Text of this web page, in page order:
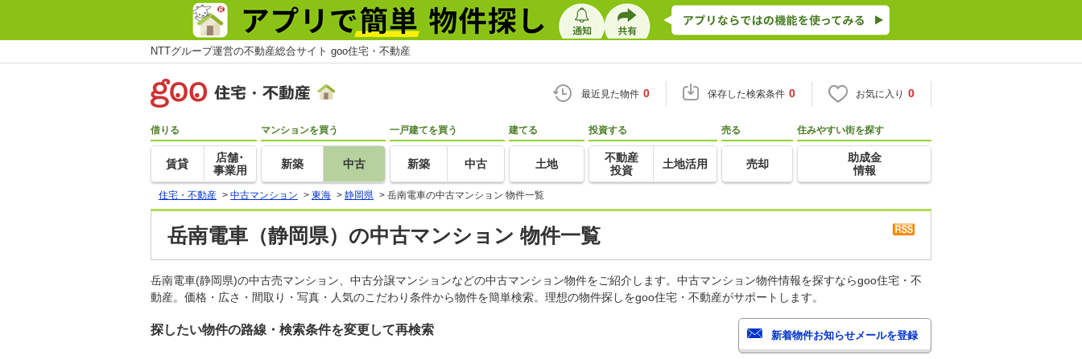
NTTグループ運営の不動産総合サイト goo住宅・不動産
最近見た物件 0 保存した検索条件 0 お気に入り 0
借りる
賃貸
店舗･
事業用
マンションを買う
新築 中古
一戸建てを買う
新築 中古
建てる
土地
投資する
不動産
投資
土地活用
売る
売却
住みやすい街を探す
助成金
情報
住宅・不動産 > 中古マンション > 東海 > 静岡県 > 岳南電車の中古マンション 物件一覧
岳南電車（静岡県）の中古マンション 物件一覧
岳南電車(静岡県)の中古売マンション、中古分譲マンションなどの中古マンション物件をご紹介します。中古マンション物件情報を探すならgoo住宅・不
動産。価格・広さ・間取り・写真・人気のこだわり条件から物件を簡単検索。理想の物件探しをgoo住宅・不動産がサポートします。
探したい物件の路線・検索条件を変更して再検索